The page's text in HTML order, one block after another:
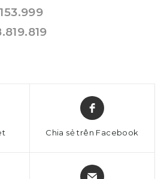
Chia sẻ trên Facebook